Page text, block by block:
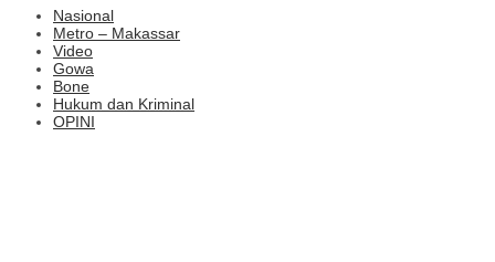
Nasional
Metro – Makassar
Video
Gowa
Bone
Hukum dan Kriminal
OPINI